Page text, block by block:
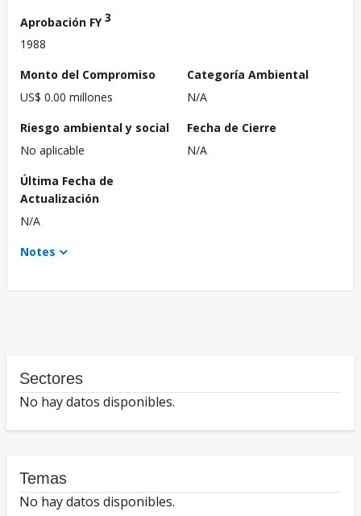
Aprobación FY3
1988
Monto del Compromiso
US$ 0.00 millones
Categoría Ambiental
N/A
Riesgo ambiental y social
No aplicable
Fecha de Cierre
N/A
Última Fecha de
Actualización
N/A
Notes
Sectores
No hay datos disponibles.
Temas
No hay datos disponibles.